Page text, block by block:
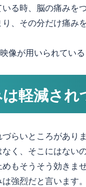
る時、脳の痛みを
、その分だけ痛み
が用いられている
軽減され
らいところがありま
く、そこにはない
もそうそう効きませ
強烈だと言います